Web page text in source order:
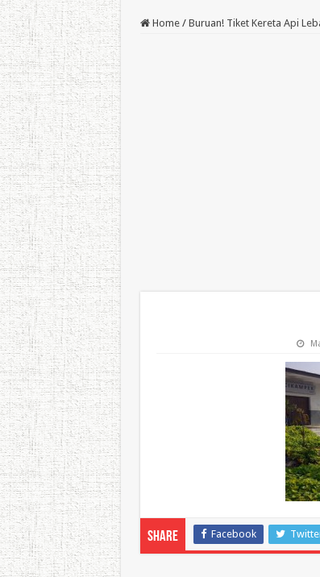
Home / Buruan! Tiket Kereta Api
Share Facebook